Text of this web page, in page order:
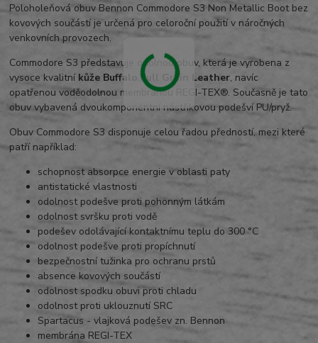
Poloholeňová obuv Bennon Commodore S3 Non Metallic Boot bez
kovových součástí je určená pro celoroční použití v náročných
venkovních provozech.
Commodore S3 představuje odolnou obuv, která je vyrobena z
vysoce kvalitníkůže Buffalo Full Grain Leather, navíc
opatřenou voděodolnou membránou REGI-TEX®. Současně je tato
obuv vybavená dvoukomponentní nástřikovou podešví PU/pryž.
Obuv Commodore S3 disponuje celou řadou předností, mezi které
patří například:
schopnost absorpce energie v oblasti paty
antistatické vlastnosti
odolnost podešve proti pohonným látkám
odolnost svršku proti vodě
podešev odolávající kontaktnímu teplu do 300 °C
odolnost podešve proti propíchnutí
bezpečnostní tužinka pro ochranu prstů
absence kovových součástí
odolnost spodku obuvi proti chladu
odolnost proti uklouznutí SRC
Spartacus - vlajková podešev zn. Bennon
membrána REGI-TEX